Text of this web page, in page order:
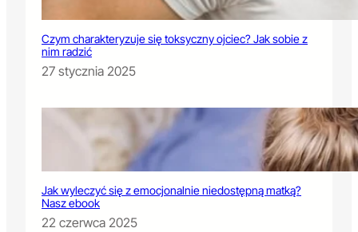
Czym charakteryzuje się toksyczny ojciec? Jak sobie z
nim radzić
27 stycznia 2025
Jak wyleczyć się z emocjonalnie niedostępną matką?
Nasz ebook
22 czerwca 2025